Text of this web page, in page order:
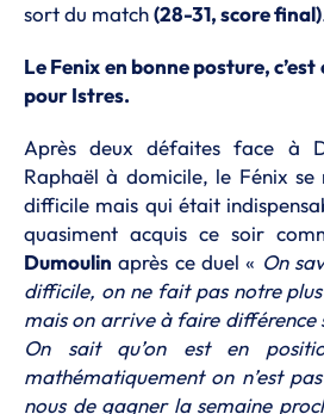
sort du match(28-31, score final)
Le Fenix en bonne posture,
pour Istres.
Après deux défaites face à
Raphaël à domicile, le Fénix se
difficile mais qui était
quasiment acquis ce soir
Dumoulin après ce duel « On
difficile, on ne fait pas notre
mais on arrive à faire différence
On sait qu’on est en
mathématiquement on n’est
nous de gagner la semaine